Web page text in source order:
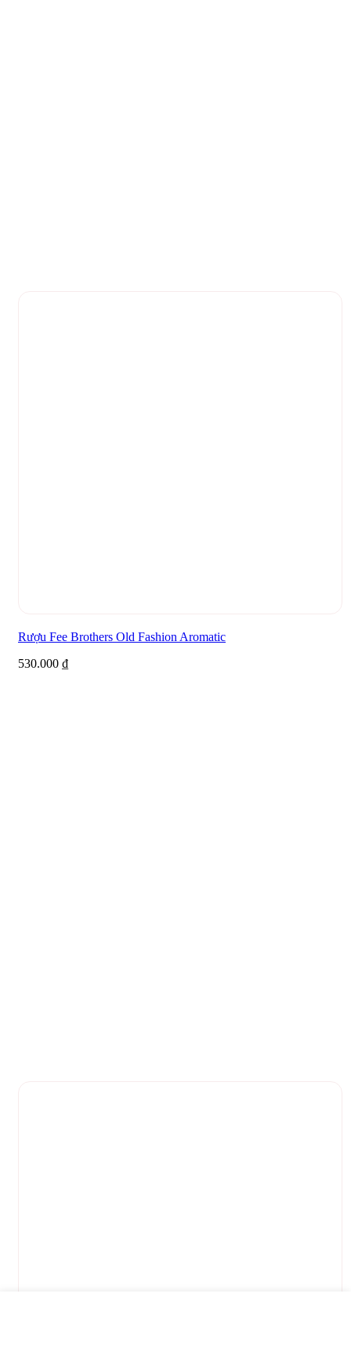
Rượu Fee Brothers Old Fashion Aromatic
530.000 ₫